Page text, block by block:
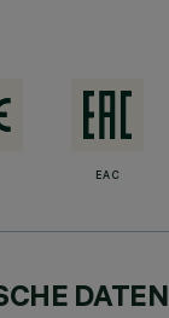
EAC
DATEN